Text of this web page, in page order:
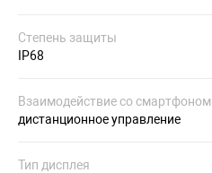
Степень защиты
IP68
Взаимодействие со смартфоном
дистанционное управление
Тип дисплея